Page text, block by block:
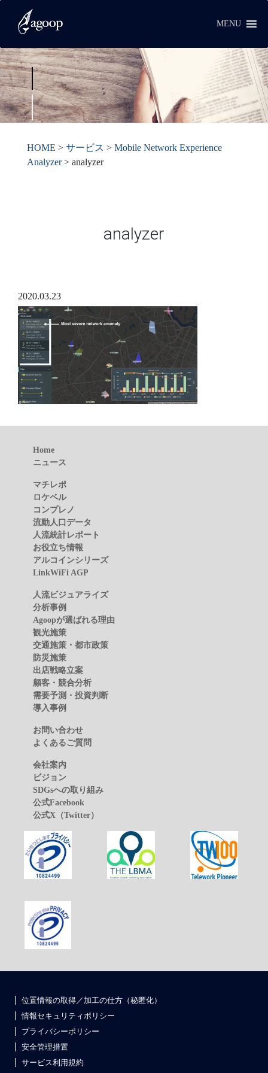
MENU
HOME > サービス > Mobile Network Experience
Analyzer> analyzer
analyzer
2020.03.23
Home
ニュース
マチレポ
ロケベル
コンプレノ
流動人口データ
人流統計レポート
お役立ち情報
アルコインシリーズ
LinkWiFi AGP
人流ビジュアライズ
分析事例
Agoopが選ばれる理由
観光施策
交通施策・都市政策
防災施策
出店戦略立案
顧客・競合分析
需要予測・投資判断
導入事例
お問い合わせ
よくあるご質問
会社案内
ビジョン
SDGsへの取り組み
公式Facebook
公式X（Twitter）
位置情報の取得／加工の仕方（秘匿化）
情報セキュリティポリシー
プライバシーポリシー
安全管理措置
サービス利用規約